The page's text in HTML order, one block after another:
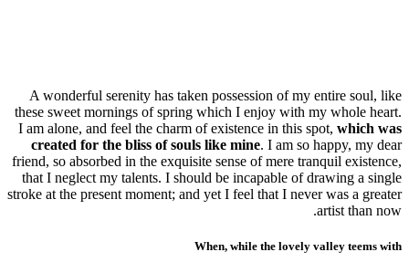
A wonderful serenity has taken possession of my entire soul, like
these sweet mornings of spring which I enjoy with my whole heart.
I am alone, and feel the charm of existence in this spot, which was
created for the bliss of souls like mine. I am so happy, my dear
friend, so absorbed in the exquisite sense of mere tranquil existence,
that I neglect my talents. I should be incapable of drawing a single
stroke at the present moment; and yet I feel that I never was a greater
artist than now.
When, while the lovely valley teems with